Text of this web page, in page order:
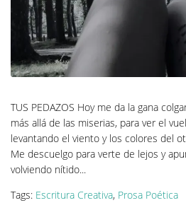
TUS PEDAZOS Hoy me da la gana
más allá de las miserias, para ver el
levantando el viento y los colores del
Me descuelgo para verte de lejos y
volviendo nítido...
Tags: Escritura Creativa, Prosa Poética